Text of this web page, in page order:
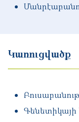
Կառուցվածք
Գենետիկայի